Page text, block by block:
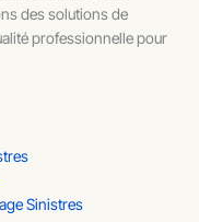
des solutions de
professionnelle pour
Sinistres